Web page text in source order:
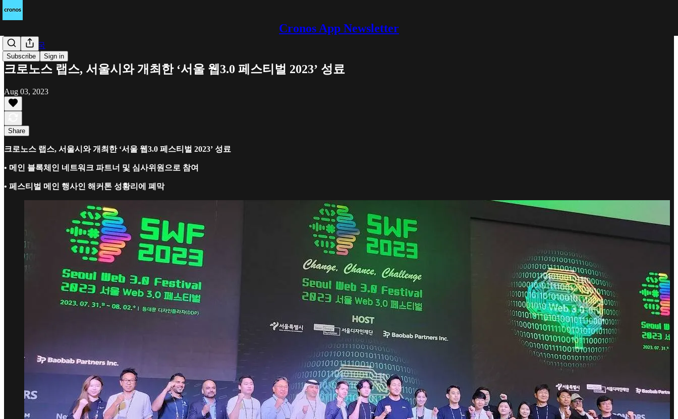
Cronos App Newsletter
Subscribe Sign in
Cronos 한국
크로노스 랩스, 서울시와 개최한 ‘서울 웹3.0 페스티벌 2023’ 성료
Aug 03, 2023
Share
크로노스 랩스, 서울시와 개최한 ‘서울 웹3.0 페스티벌 2023’ 성료
• 메인 블록체인 네트워크 파트너 및 심사위원으로 참여
• 페스티벌 메인 행사인 해커톤 성황리에 폐막